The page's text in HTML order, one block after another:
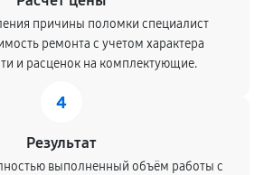
причины поломки специалист
ремонта с учетом характера
и расценок на комплектующие.
4
Результат
выполненный объём работы с